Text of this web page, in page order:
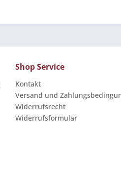
Shop Service
Kontakt
Versand und
Widerrufsrecht
Widerrufsformular